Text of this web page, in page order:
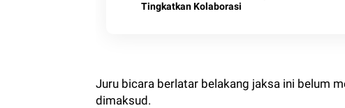
Tingkatkan Kolaborasi
Juru bicara berlatar belakang jaksa ini belum
dimaksud.